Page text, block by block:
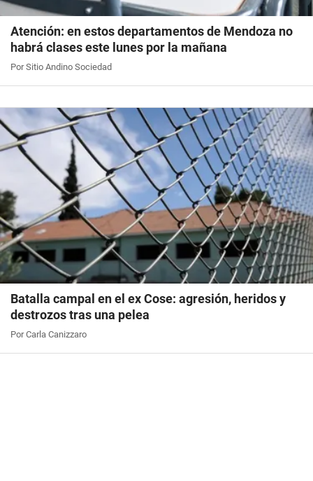
Atención: en estos departamentos de Mendoza no
habrá clases este lunes por la mañana
Por Sitio Andino Sociedad
Batalla campal en el ex Cose: agresión, heridos y
destrozos tras una pelea
Por Carla Canizzaro